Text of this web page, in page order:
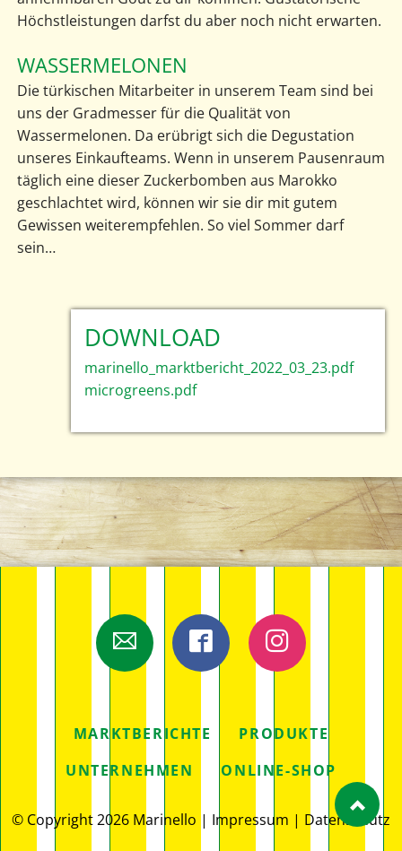
Höchstleistungen darfst du aber noch nicht erwarten.
WASSERMELONEN
Die türkischen Mitarbeiter in unserem Team sind bei
uns der Gradmesser für die Qualität von
Wassermelonen. Da erübrigt sich die Degustation
unseres Einkaufteams. Wenn in unserem Pausenraum
täglich eine dieser Zuckerbomben aus Marokko
geschlachtet wird, können wir sie dir mit gutem
Gewissen weiterempfehlen. So viel Sommer darf
sein…
DOWNLOAD
marinello_marktbericht_2022_03_23.pdf
microgreens.pdf
NAVIGATION
MARKTBERICHTE
PRODUKTE
UNTERNEHMEN
ONLINE-SHOP
© Copyright 2026 Marinello | Impressum | Datenschutz